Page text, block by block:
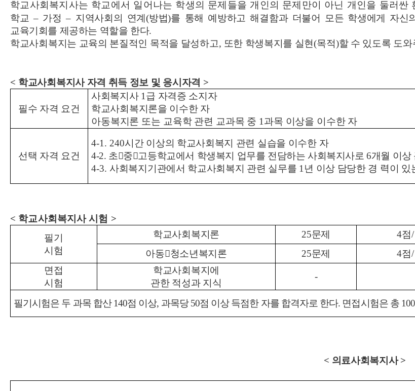
학교사회복지사는 학교에서 일어나는 학생의 문제들을 개인의 문제만이 아닌 개인을 둘러싼
학교– 가정– 지역사회의 연계(방법)를 통해 예방하고 해결함과 더불어
모든 학생에게 자신
교육기회를 제공하는 역할을 한다.
학교사회복지는 교육의 본질적인 목적을 달성하고, 또한 학생복지를 실현(목적)할 수 있도록 도
< 학교사회복지사 자격 취득 정보 및 응시자격 >
필수 자격 요건
사회복지사 1 급 자격증 소지자
학교사회복지론을 이수한 자
아동복지론 또는 교육학 관련 교과목 중 1 과목 이상을 이수한 자
선택 자격 요건
4-1. 240시간 이상의 학교사회복지 관련 실습을 이수한 자
4-2. 초중고등학교에서 학생복지 업무를 전담하는 사회복지사로6개월 이상
4-3. 사회복지기관에서 학교사회복지 관련 실무를 1 년 이상 담당한 경 력이 있
< 학교사회복지사 시험 >
필기
시험
학교사회복지론 25문제 4점
아동청소년복지론 25문제 4점
면접
시험
학교사회복지에
관한 적성과 지식
-
필기시험은 두 과목 합산140점 이상, 과목당50점 이상 득점한 자를 합격자로 한다. 면접시험은 총 100
< 의료사회복지사>